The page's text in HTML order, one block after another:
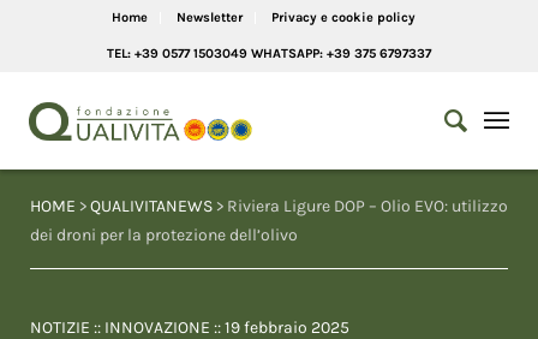
Home Newsletter Privacy e cookie policy
TEL: +39 0577 1503049 WHATSAPP: +39 375 6797337
HOME >QUALIVITANEWS > Riviera Ligure DOP – Olio EVO: utilizzo
dei droni per la protezione dell’olivo
NOTIZIE :: INNOVAZIONE ::19 febbraio 2025